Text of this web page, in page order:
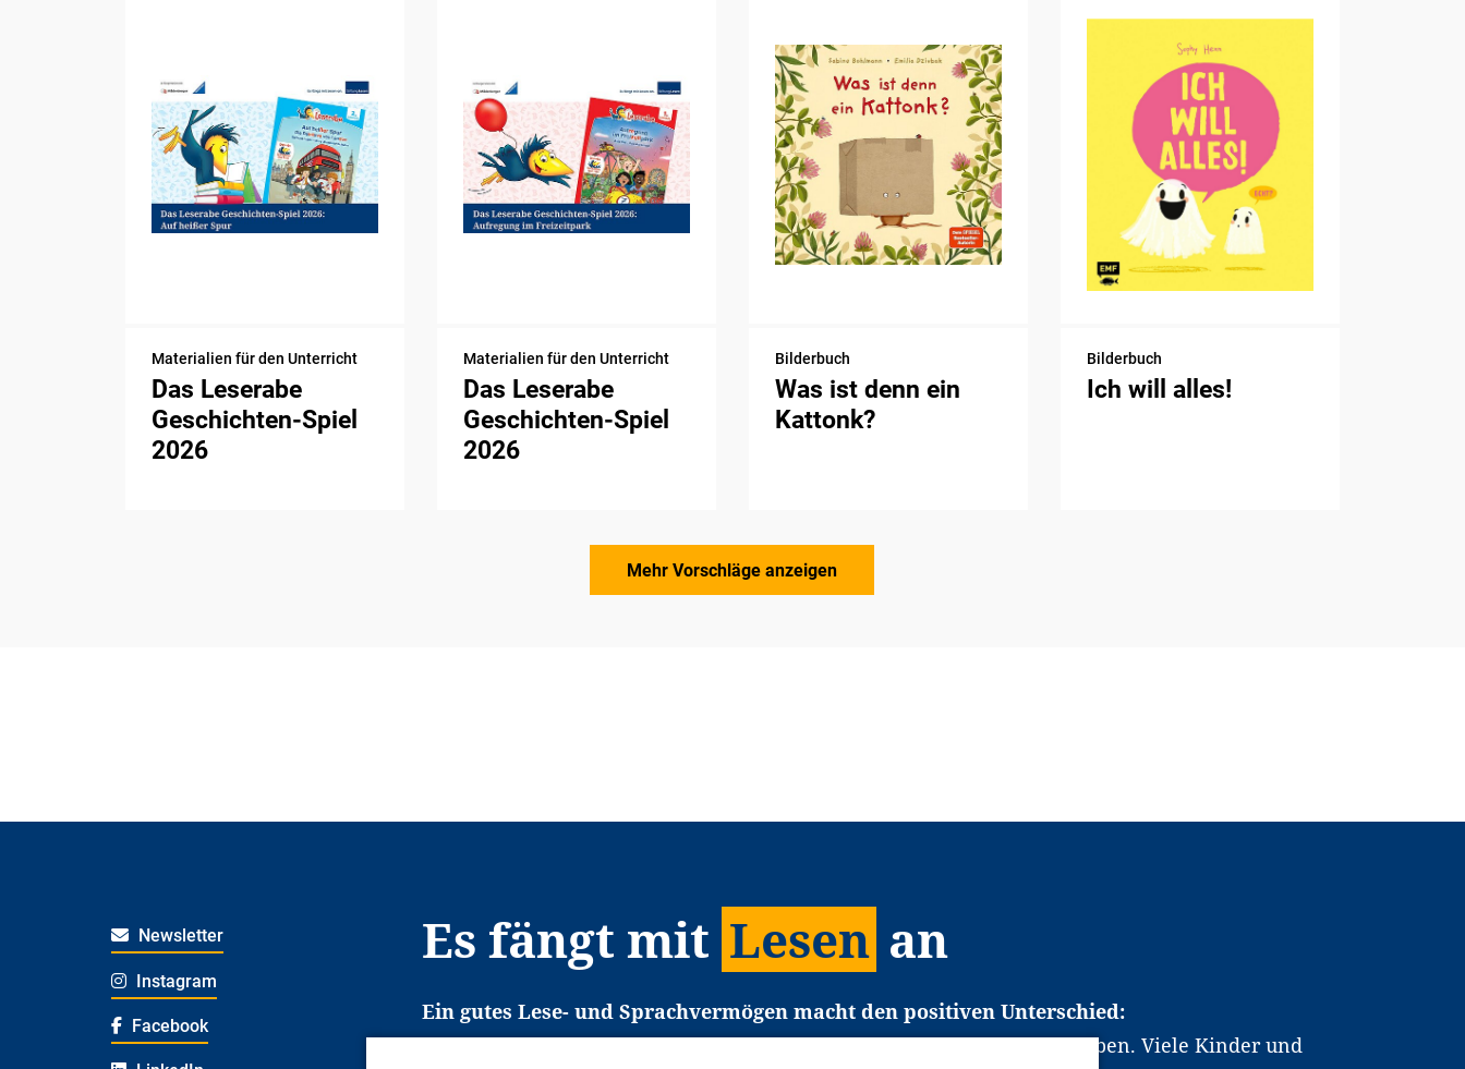
Materialien für den Unterricht
Das Leserabe
Geschichten-Spiel
2026
Materialien für den Unterricht
Das Leserabe
Geschichten-Spiel
2026
Bilderbuch
Was ist denn ein
Kattonk?
Bilderbuch
Ich will alles!
Mehr Vorschläge anzeigen
Newsletter
Instagram
Facebook
Es fängt mit Lesen an
Ein gutes Lese- und Sprachvermögen macht den positiven Unterschied:
Es erleichtert den Zugang zu Bildung und einem erfolgreichen Berufsleben. Viele Kinder und